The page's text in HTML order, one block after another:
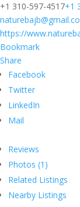
+1 310-597-4517+1
https://
Bookmark
Share
Facebook
Twitter
LinkedIn
Mail
Reviews
Photos (1)
Related Listings
Nearby Listings